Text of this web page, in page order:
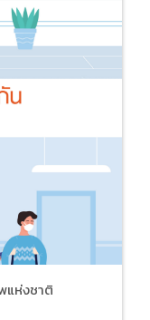
แห่งชาติ